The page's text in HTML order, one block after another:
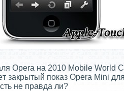
Opera на 2010 Mobile World
закрытый показ Opera Mini
не правда ли?